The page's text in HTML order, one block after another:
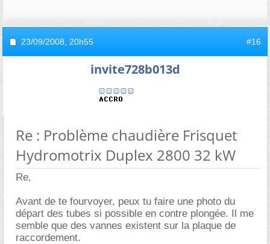
23/09/2008, 20h55 #16
invite728b013d
Re : Problème chaudière Frisquet
Hydromotrix Duplex 2800 32 kW
Re,
Avant de te fourvoyer, peux tu faire une photo du
départ des tubes si possible en contre plongée. Il me
semble que des vannes existent sur la plaque de
raccordement.